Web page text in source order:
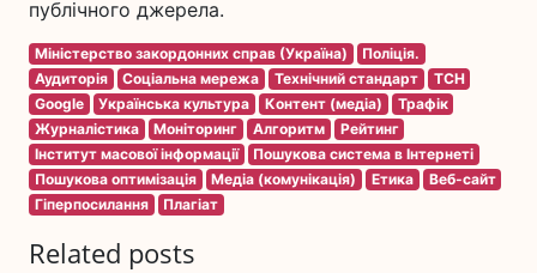
публічного джерела.
Міністерство закордонних справ (Україна)
Поліція.
Аудиторія
Соціальна мережа Технічний стандарт
ТСН
Google
Українська культура Контент (медіа)
Трафік
Журналістика
Моніторинг Алгоритм
Рейтинг
Інститут масової інформації
Пошукова система в Інтернеті
Пошукова оптимізація
Медіа (комунікація) Етика
Веб-сайт
Гіперпосилання
Плагіат
Related posts